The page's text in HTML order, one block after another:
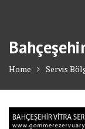
Home Servis